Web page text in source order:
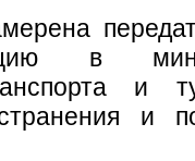
в
и
и